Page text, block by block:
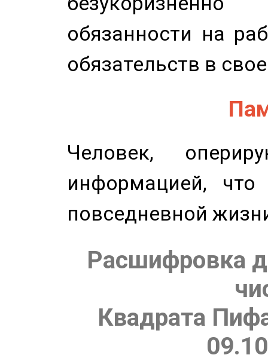
обязанности на
обязательств в
Человек,
информацией,
повседневной
Расшифровка
Квадрата